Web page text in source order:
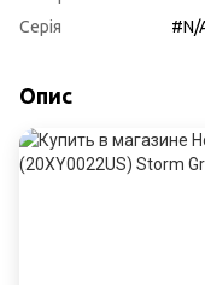
Серія #N/
Опис